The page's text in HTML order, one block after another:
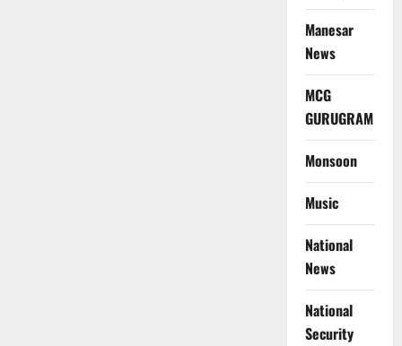
Manesar
News
MCG
GURUGRAM
Monsoon
Music
National
News
National
Security